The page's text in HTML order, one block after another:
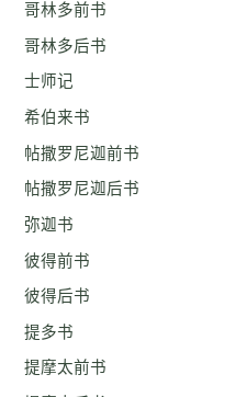
哥林多前书
哥林多后书
士师记
希伯来书
帖撒罗尼迦前书
帖撒罗尼迦后书
弥迦书
彼得前书
彼得后书
提多书
提摩太前书